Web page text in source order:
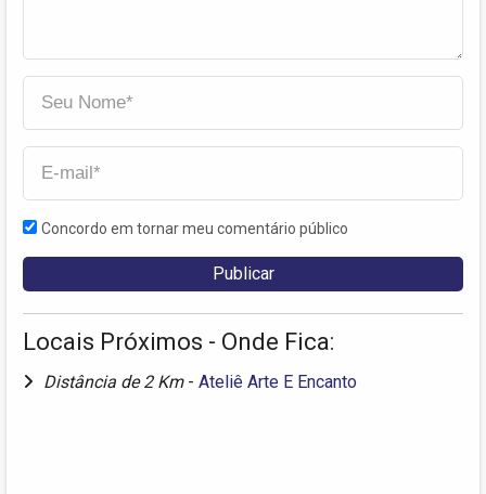
Concordo em tornar meu comentário público
Locais Próximos - Onde Fica:
Distância de 2 Km - Ateliê Arte E Encanto